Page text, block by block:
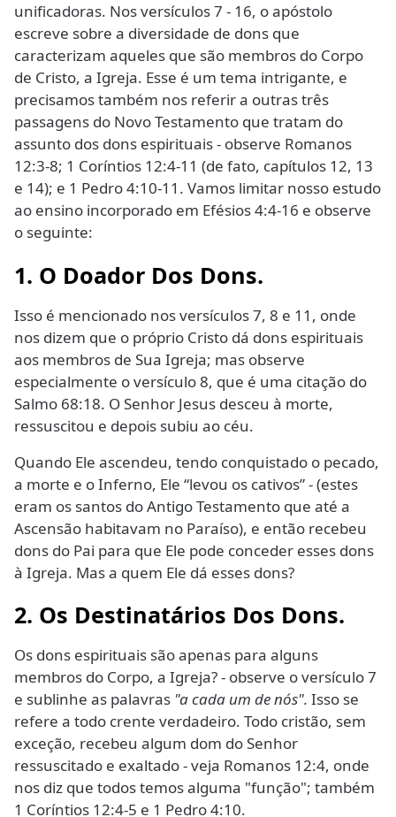
unificadoras. Nos versículos 7 - 16, o apóstolo
escreve sobre a diversidade de dons que
caracterizam aqueles que são membros do Corpo
de Cristo, a Igreja. Esse é um tema intrigante, e
precisamos também nos referir a outras três
passagens do Novo Testamento que tratam do
assunto dos dons espirituais - observe Romanos
12:3-8; 1 Coríntios 12:4-11 (de fato, capítulos 12, 13
e 14); e 1 Pedro 4:10-11. Vamos limitar nosso estudo
ao ensino incorporado em Efésios 4:4-16 e observe
o seguinte:
1. O Doador Dos Dons.
Isso é mencionado nos versículos 7, 8 e 11, onde
nos dizem que o próprio Cristo dá dons espirituais
aos membros de Sua Igreja; mas observe
especialmente o versículo 8, que é uma citação do
Salmo 68:18. O Senhor Jesus desceu à morte,
ressuscitou e depois subiu ao céu.
Quando Ele ascendeu, tendo conquistado o pecado,
a morte e o Inferno, Ele “levou os cativos” - (estes
eram os santos do Antigo Testamento que até a
Ascensão habitavam no Paraíso), e então recebeu
dons do Pai para que Ele pode conceder esses dons
à Igreja. Mas a quem Ele dá esses dons?
2. Os Destinatários Dos Dons.
Os dons espirituais são apenas para alguns
membros do Corpo, a Igreja? - observe o versículo 7
e sublinhe as palavras "a cada um de nós". Isso se
refere a todo crente verdadeiro. Todo cristão, sem
exceção, recebeu algum dom do Senhor
ressuscitado e exaltado - veja Romanos 12:4, onde
nos diz que todos temos alguma "função"; também
1 Coríntios 12:4-5 e 1 Pedro 4:10.